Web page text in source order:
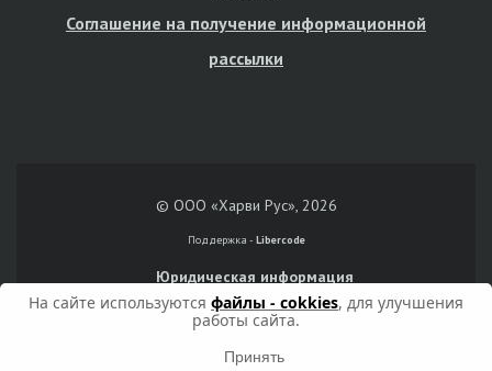
Соглашение на получение информационной
рассылки
© ООО «Харви Рус», 2026
Поддержка - Libercode
Юридическая информация
На сайте используются файлы - cokkies, для улучшения
работы сайта.
Принять